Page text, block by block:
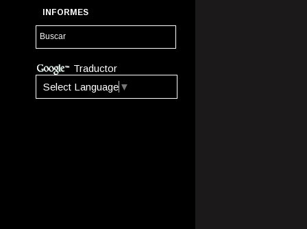
INFORMES
Traductor
Select Language ▼